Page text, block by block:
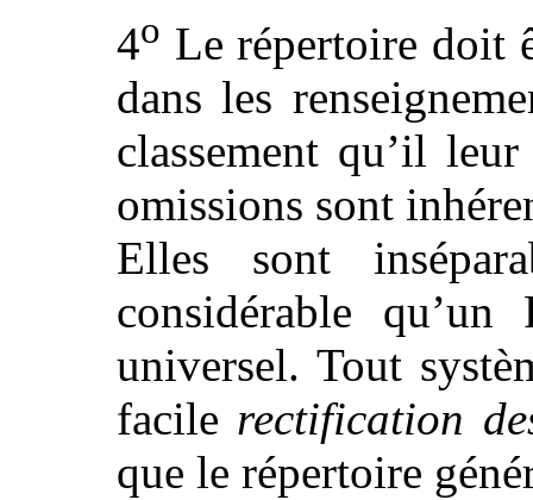
4o Le répertoire doit
dans les
classement qu’il
omissions sont
Elles sont
considérable qu’un
universel. Tout
facile rectification
que le répertoire